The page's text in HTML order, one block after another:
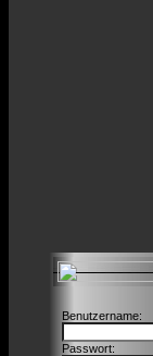
Benutzername:
Passwort: